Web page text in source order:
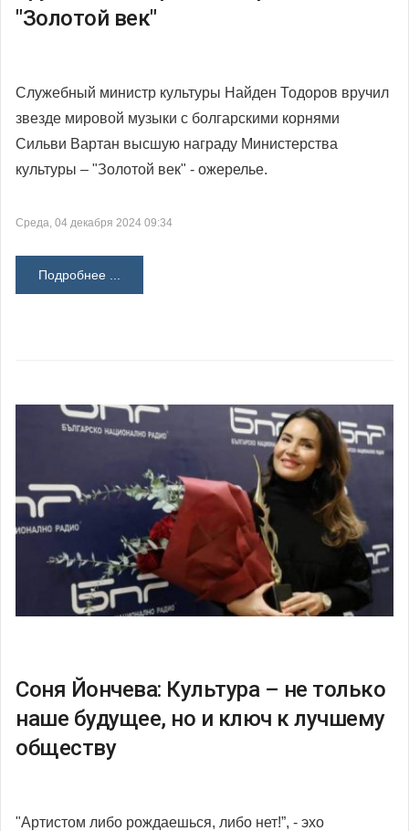
"Золотой век"
Служебный министр культуры Найден Тодоров вручил
звезде мировой музыки с болгарскими корнями
Сильви Вартан высшую награду Министерства
культуры – "Золотой век" - ожерелье.
Среда, 04 декабря 2024 09:34
Подробнее ...
Соня Йончева: Культура – не только
наше будущее, но и ключ к лучшему
обществу
"Артистом либо рождаешься, либо нет!”, - эхо